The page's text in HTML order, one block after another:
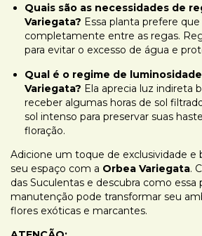
Quais são as necessidades de
Variegata? Essa planta prefere
completamente entre as regas.
para evitar o excesso de água e
Qual é o regime de
Variegata? Ela aprecia luz indireta
receber algumas horas de sol
sol intenso para preservar suas
floração.
Adicione um toque de exclusividade e
seu espaço com a Orbea Variegata.
das Suculentas e descubra como essa
manutenção pode transformar seu
flores exóticas e marcantes.